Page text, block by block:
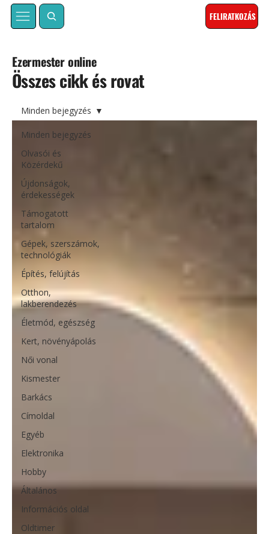
FELIRATKOZÁS
Összes cikk és rovat
Ezermester online
Minden bejegyzés
Olvasói és
Közérdekű
Újdonságok,
érdekességek
Támogatott
tartalom
Gépek, szerszámok,
technológiák
Építés, felújítás
Otthon,
lakberendezés
Életmód, egészség
Kert, növényápolás
Női vonal
Kismester
Barkács
Címoldal
Egyéb
Elektronika
Hobby
Általános
Információs oldal
Oldtimer
Minden bejegyzés